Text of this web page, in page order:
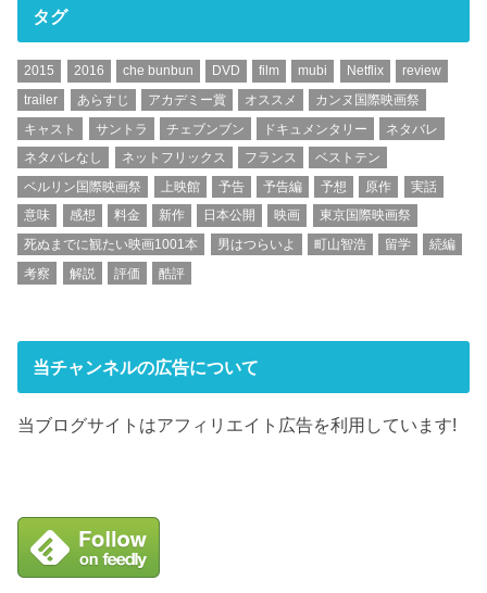
タグ
2015 2016 che bunbun DVD film mubi Netflix
review
trailer
あらすじ アカデミー賞 オススメ
カンヌ国際映画祭
キャスト
サントラ チェブンブン ドキュメンタリー
ネタバレ
ネタバレなし
ネットフリックス フランス
ベストテン
ベルリン国際映画祭
上映館 予告 予告編 予想 原作
実話
意味
感想 料金 新作 日本公開 映画
東京国際映画祭
死ぬまでに観たい映画1001本
男はつらいよ 町山智浩 留学
続編
考察
解説 評価 酷評
当チャンネルの広告について
当ブログサイトはアフィリエイト広告を利用しています!